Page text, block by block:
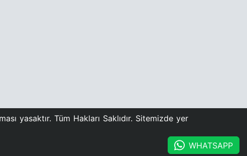
yasaktır. Tüm Hakları Saklıdır. Sitemizde yer
WHATSAPP